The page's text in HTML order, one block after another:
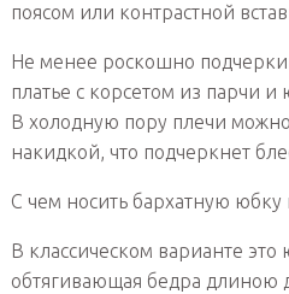
поясом или контрастной
Не менее роскошно
платье с корсетом из парчи и
В холодную пору плечи
накидкой, что подчеркнет
С чем носить бархатную
В классическом варианте
обтягивающая бедра длиною